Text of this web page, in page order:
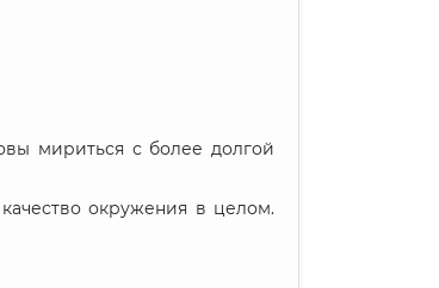
мириться с более долгой
окружения в целом.